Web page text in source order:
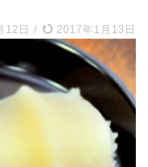
12日 / 2017年1月13日